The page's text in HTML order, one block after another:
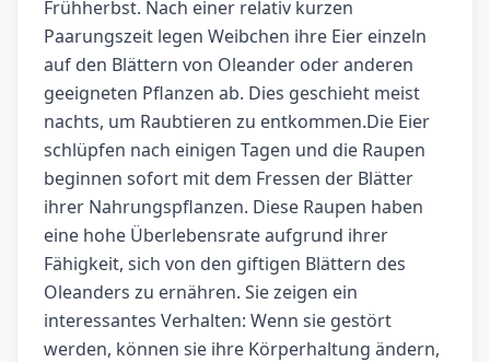
Frühherbst. Nach einer relativ kurzen
Paarungszeit legen Weibchen ihre Eier einzeln
auf den Blättern von Oleander oder anderen
geeigneten Pflanzen ab. Dies geschieht meist
nachts, um Raubtieren zu entkommen.Die Eier
schlüpfen nach einigen Tagen und die Raupen
beginnen sofort mit dem Fressen der Blätter
ihrer Nahrungspflanzen. Diese Raupen haben
eine hohe Überlebensrate aufgrund ihrer
Fähigkeit, sich von den giftigen Blättern des
Oleanders zu ernähren. Sie zeigen ein
interessantes Verhalten: Wenn sie gestört
werden, können sie ihre Körperhaltung ändern,